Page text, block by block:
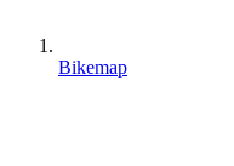
Bikemap